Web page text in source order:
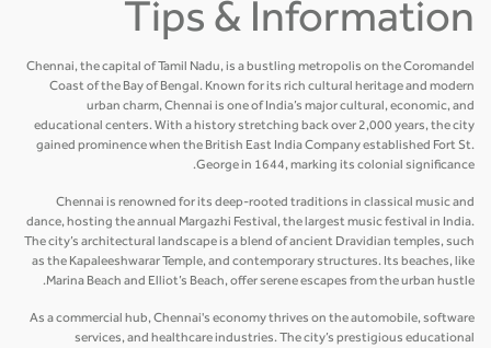
Tips & Information
Chennai, the capital of Tamil Nadu, is a bustling metropolis on the Coromandel
Coast of the Bay of Bengal. Known for its rich cultural heritage and modern
urban charm, Chennai is one of India’s major cultural, economic, and
educational centers. With a history stretching back over 2,000 years, the city
gained prominence when the British East India Company established Fort St.
George in 1644, marking its colonial significance.
Chennai is renowned for its deep-rooted traditions in classical music and
dance, hosting the annual Margazhi Festival, the largest music festival in India.
The city’s architectural landscape is a blend of ancient Dravidian temples, such
as the Kapaleeshwarar Temple, and contemporary structures. Its beaches, like
Marina Beach and Elliot’s Beach, offer serene escapes from the urban hustle.
As a commercial hub, Chennai's economy thrives on the automobile, software
services, and healthcare industries. The city’s prestigious educational